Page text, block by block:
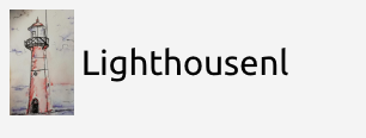
Naar
de
inhoud
springen